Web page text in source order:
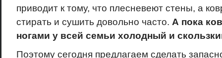
приводит к тому, что плесневеют стены, а
стирать и сушить довольно часто. А пока
ногами у всей семьи холодный и
Поэтому сегодня предлагаем сделать